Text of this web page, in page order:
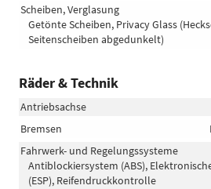
Scheiben, Verglasung
Getönte Scheiben, Privacy Glass
Seitenscheiben abgedunkelt)
Räder & Technik
Antriebsachse
Bremsen
Fahrwerk- und Regelungssysteme
Antiblockiersystem (ABS),
(ESP), Reifendruckkontrolle